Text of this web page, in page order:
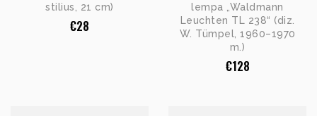
stilius, 21 cm)
€28
lempa „Waldmann
Leuchten TL 238“ (diz.
W. Tümpel, 1960–1970
m.)
€128